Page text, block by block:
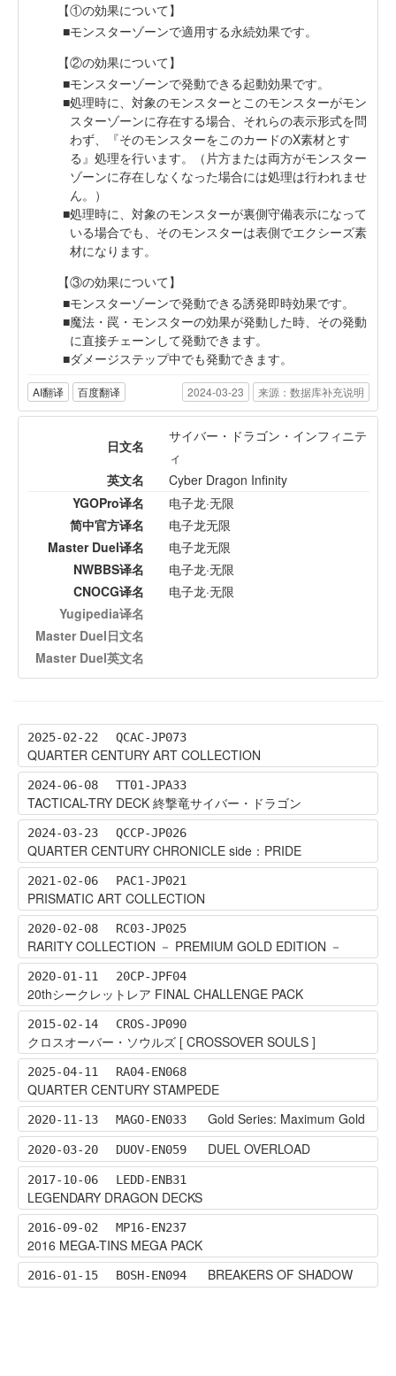
【①の効果について】
モンスターゾーンで適用する永続効果です。
【②の効果について】
モンスターゾーンで発動できる起動効果です。
処理時に、対象のモンスターとこのモンスターがモン
スターゾーンに存在する場合、それらの表示形式を問
わず、『そのモンスターをこのカードのX素材とす
る』処理を行います。（片方または両方がモンスター
ゾーンに存在しなくなった場合には処理は行われませ
ん。）
処理時に、対象のモンスターが裏側守備表示になって
いる場合でも、そのモンスターは表側でエクシーズ素
材になります。
【③の効果について】
モンスターゾーンで発動できる誘発即時効果です。
魔法・罠・モンスターの効果が発動した時、その発動
に直接チェーンして発動できます。
ダメージステップ中でも発動できます。
AI翻译 百度翻译 2024-03-23 来源：数据库补充说明
日文名
サイバー・ドラゴン・インフィニテ
ィ
英文名
Cyber Dragon Infinity
YGOPro译名
电子龙·无限
简中官方译名
电子龙无限
Master Duel译名
电子龙无限
NWBBS译名
电子龙·无限
CNOCG译名
电子龙·无限
Yugipedia译名
Master Duel日文名
Master Duel英文名
2025-02-22 QCAC-JP073
QUARTER CENTURY ART COLLECTION
2024-06-08 TT01-JPA33
TACTICAL-TRY DECK 終撃竜サイバー・ドラゴン
2024-03-23 QCCP-JP026
QUARTER CENTURY CHRONICLE side：PRIDE
2021-02-06 PAC1-JP021
PRISMATIC ART COLLECTION
2020-02-08 RC03-JP025
RARITY COLLECTION － PREMIUM GOLD EDITION －
2020-01-11 20CP-JPF04
20thシークレットレア FINAL CHALLENGE PACK
2015-02-14 CROS-JP090
クロスオーバー・ソウルズ [ CROSSOVER SOULS ]
2025-04-11 RA04-EN068
QUARTER CENTURY STAMPEDE
2020-11-13 MAGO-EN033 Gold Series: Maximum Gold
2020-03-20 DUOV-EN059 DUEL OVERLOAD
2017-10-06 LEDD-ENB31
LEGENDARY DRAGON DECKS
2016-09-02 MP16-EN237
2016 MEGA-TINS MEGA PACK
2016-01-15 BOSH-EN094 BREAKERS OF SHADOW